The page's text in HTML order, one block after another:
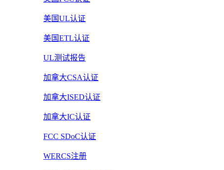
美国UL认证
美国ETL认证
UL测试报告
加拿大CSA认证
加拿大ISED认证
加拿大IC认证
FCC SDoC认证
WERCS注册